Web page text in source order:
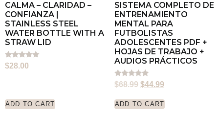
CALMA – CLARIDAD –
CONFIANZA |
STAINLESS STEEL
WATER BOTTLE WITH A
STRAW LID
Rated
5.00
$28.00
ADD TO CART
SISTEMA COMPLETO DE
ENTRENAMIENTO
MENTAL PARA
FUTBOLISTAS
ADOLESCENTES PDF +
HOJAS DE TRABAJO +
AUDIOS PRÁCTICOS
Rated
5.00
$68.99 $44.99
ADD TO CART